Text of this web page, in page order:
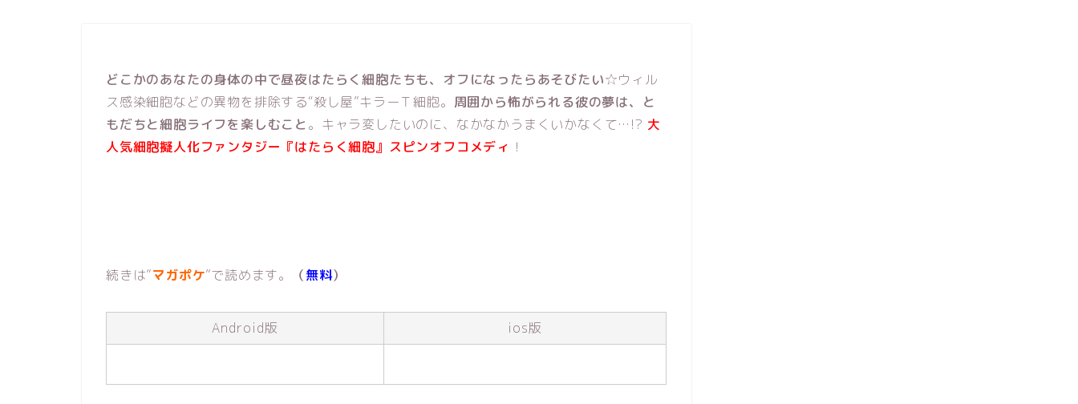
どこかのあなたの身体の中で昼夜はたらく細胞たちも、オフになったらあそびたい☆ウィル
ス感染細胞などの異物を排除する“殺し屋”キラーＴ細胞。 周囲から怖がられる彼の夢は、と
もだちと細胞ライフを楽しむこと。キャラ変したいのに、なかなかうまくいかなくて…!? 大
人気細胞擬人化ファンタジー『はたらく細胞』スピンオフコメディ ！
続きは”マガポケ”で読めます。 （無料）
Android版 ios版